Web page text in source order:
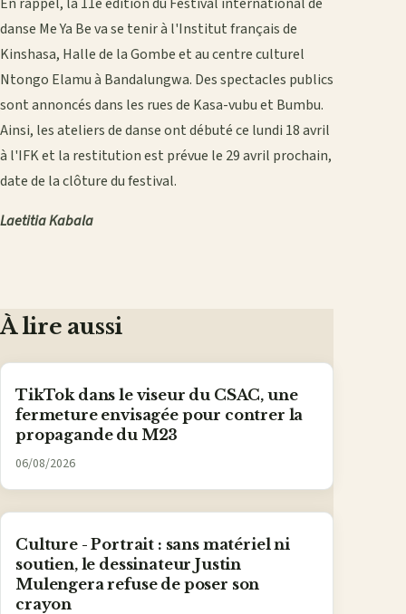
danse Me Ya Be va se tenir à l'Institut français de
Kinshasa, Halle de la Gombe et au centre culturel
Ntongo Elamu à Bandalungwa. Des spectacles publics
sont annoncés dans les rues de Kasa-vubu et Bumbu.
Ainsi, les ateliers de danse ont débuté ce lundi 18 avril
à l'IFK et la restitution est prévue le 29 avril prochain,
date de la clôture du festival.
Laetitia Kabala
À lire aussi
TikTok dans le viseur du CSAC, une
fermeture envisagée pour contrer la
propagande du M23
06/08/2026
Culture - Portrait : sans matériel ni
soutien, le dessinateur Justin
Mulengera refuse de poser son
crayon